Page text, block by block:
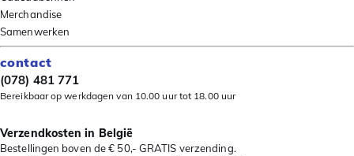
Merchandise
Samenwerken
contact
(078) 481 771
Bereikbaar op werkdagen van 10.00 uur tot 18.00 uur
Verzendkosten in België
Bestellingen boven de € 50,- GRATIS verzending.